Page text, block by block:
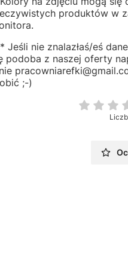
produktów w
Jeśli nie znalazłaś/eś
podoba z naszej oferty
;-)